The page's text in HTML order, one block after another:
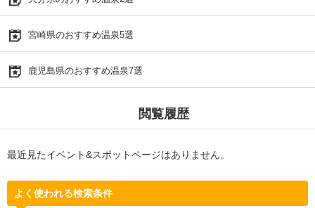
宮崎県のおすすめ温泉5選
鹿児島県のおすすめ温泉7選
閲覧履歴
最近見たイベント&スポットページはありません。
よく使われる検索条件